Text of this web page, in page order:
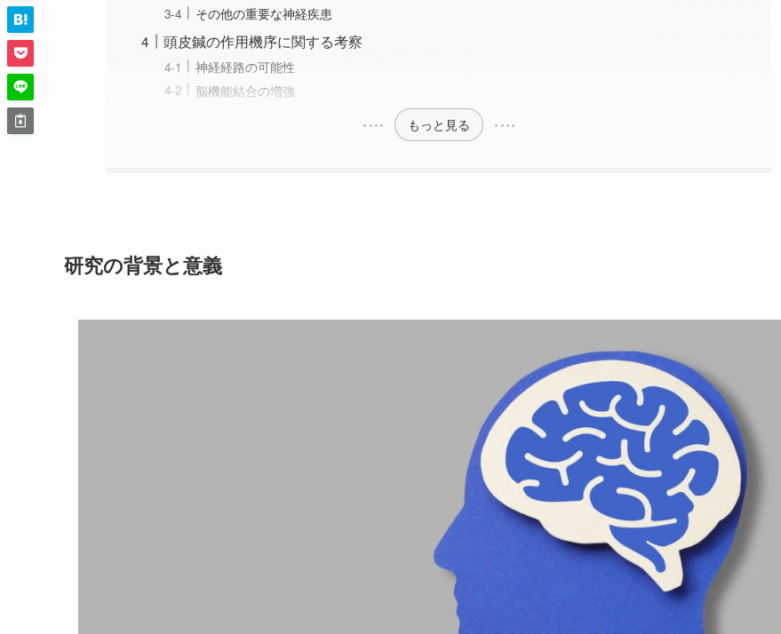
その他の重要な神経疾患
頭皮鍼の作用機序に関する考察
神経経路の可能性
脳機能結合の増強
もっと見る
研究の背景と意義